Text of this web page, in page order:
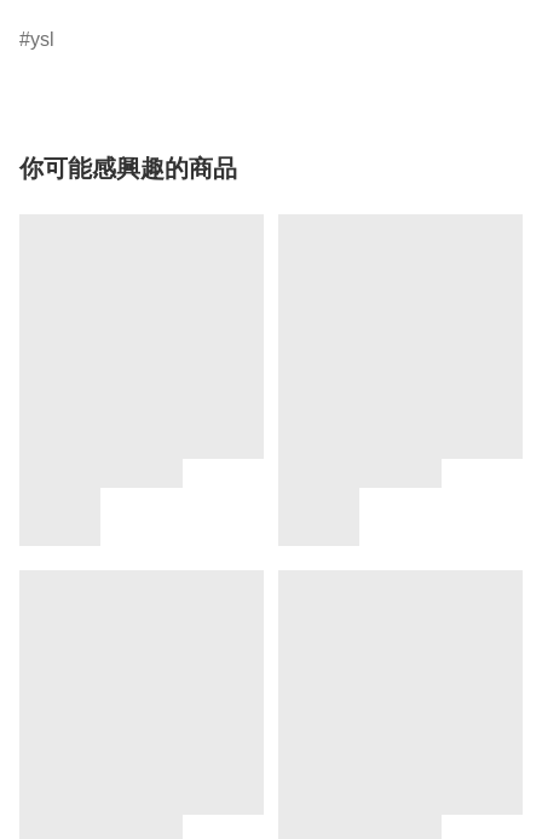
ysl
你可能感興趣的商品